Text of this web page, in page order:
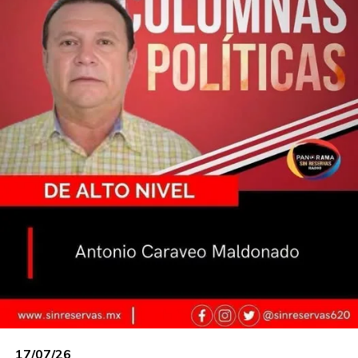
En la campaña del 2024, el ex gobernador
Manuel Andrade, entre palabras mas, hice una
resumió en forma demoledora: “ahora resulta que
el electorado tiene hacerle reverencia al
candidato”. La crítica se derivó, cuando las
cámaras empresariales -incluyendo a la Logia-
solicitaban audiencia al entonces candidato
Javier May.No hubo compromiso, pues fueron a
entregarse.
Ahora si, aseguran en Movimiento Ciudadano de
Palomeque.Juran y perjuran, habrá humo blanco
La la supuesta democracia al interior de morena
vuelve a quedar exhibida. Se duda de las
17/07/26